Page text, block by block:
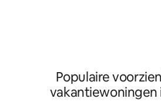
Populaire
vakantiewoningen